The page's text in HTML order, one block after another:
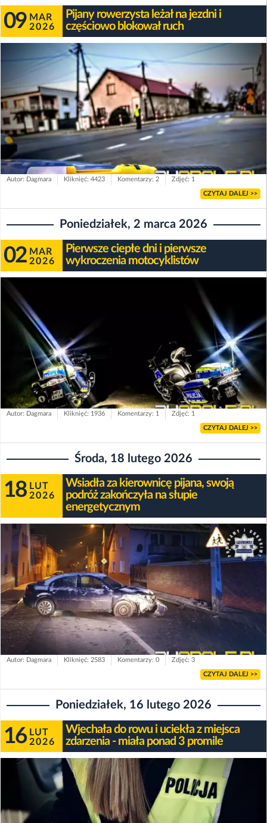
09 MAR
2026
Pijany rowerzysta leżał na jezdni i
częściowo blokował ruch
Autor: Dagmara Kliknięć: 4423 Komentarzy: 2 Zdjęć: 1
CZYTAJ DALEJ >>
Poniedziałek, 2 marca 2026
02 MAR
2026
Pierwsze ciepłe dni i pierwsze
wykroczenia motocyklistów
Autor: Dagmara Kliknięć: 1936 Komentarzy: 1 Zdjęć: 1
CZYTAJ DALEJ >>
Środa, 18 lutego 2026
18 LUT
2026
Wsiadła za kierownicę pijana, swoją
podróż zakończyła na słupie
energetycznym
Autor: Dagmara Kliknięć: 2583 Komentarzy: 0 Zdjęć: 3
CZYTAJ DALEJ >>
Poniedziałek, 16 lutego 2026
16 LUT
2026
Wjechała do rowu i uciekła z miejsca
zdarzenia - miała ponad 3 promile